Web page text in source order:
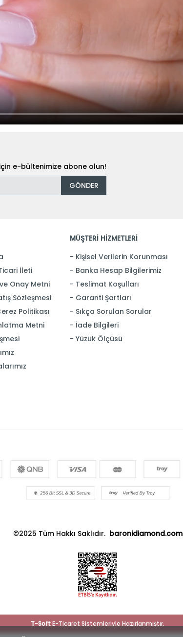
e-bültenimize abone olun!
GÖNDER
İleti
Onay Metni
Sözleşmesi
Politikası
Metni
MÜŞTERİ HİZMETLERİ
Kişisel Verilerin Korunması
Banka Hesap Bilgilerimiz
Teslimat Koşulları
Garanti Şartları
Sıkça Sorulan Sorular
İade Bilgileri
Yüzük Ölçüsü
©2025 Tüm Hakkı Saklıdır. baronidiamond.com
T-SoftE-Ticaret Sistemleriyle Hazırlanmıştır.